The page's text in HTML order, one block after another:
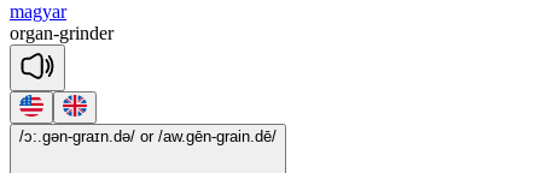
magyar
organ-grinder
/ɔ:.gən-graɪn.də/ or /aw.gēn-grain.dē/